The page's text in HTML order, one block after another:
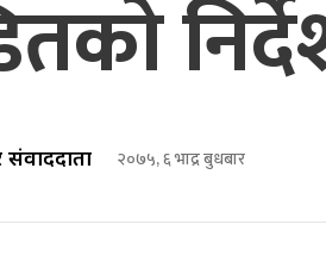
२०७५, ६ भाद्र बुधबार